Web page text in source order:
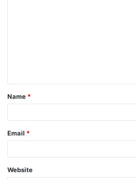
Name *
Email *
Website